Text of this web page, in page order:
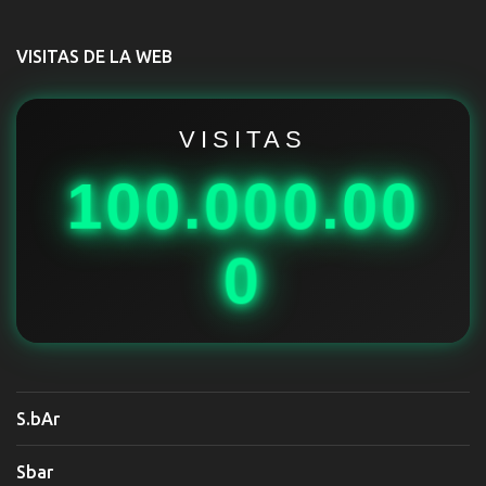
t
VISITAS DE LA WEB
VISITAS
100.000.00
0
S.bAr
Sbar